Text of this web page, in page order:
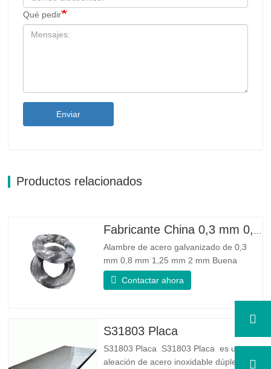
Qué pedir
Enviar
Productos relacionados
Alambre de acero galvanizado de 0,3
mm 0,8 mm 1,25 mm 2 mm Buena
confiabilidad: Puede mejorar algunos
nudos, rebabas y óxido en el alambre de
acero. Buena elasticidad: La dureza del
elasticidad es muy buena, muy adecuada
para hacer resortes. Especificación...
Contactar ahora
S31803 Placa
S31803 Placa S31803 Placa es una
aleación de acero inoxidable dúplex de